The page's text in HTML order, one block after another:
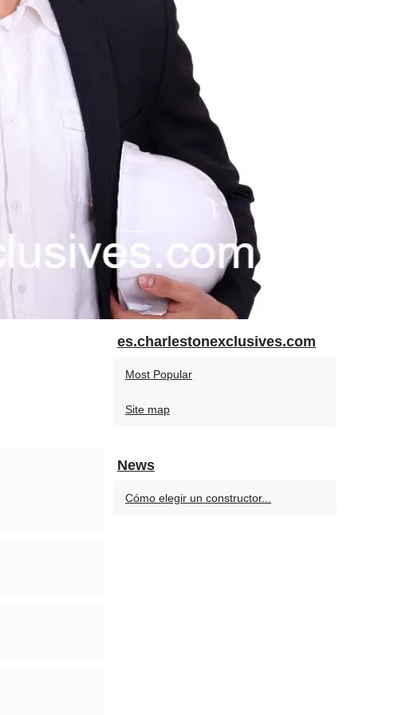
es.charlestonexclusives.com
Most Popular
Site map
News
Cómo elegir un constructor...